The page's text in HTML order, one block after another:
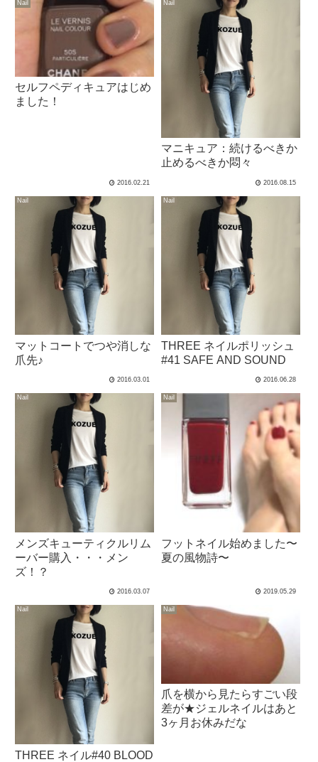
Nail
セルフペディキュアはじめ
ました！
2016.02.21
Nail
マニキュア：続けるべきか
止めるべきか悶々
2016.08.15
Nail
マットコートでつや消しな
爪先♪
2016.03.01
Nail
THREE ネイルポリッシュ
#41 SAFE AND SOUND
2016.06.28
Nail
メンズキューティクルリム
ーバー購入・・・メン
ズ！？
2016.03.07
Nail
フットネイル始めました〜
夏の風物詩〜
2019.05.29
Nail
THREE ネイル#40 BLOOD
Nail
爪を横から見たらすごい段
差が★ジェルネイルはあと
3ヶ月お休みだな